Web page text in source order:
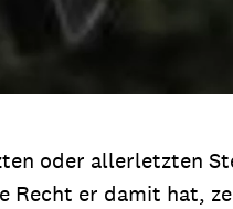
oder allerletzten
Recht er damit hat,